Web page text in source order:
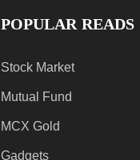
POPULAR READS
Stock Market
Mutual Fund
MCX Gold
Gadgets